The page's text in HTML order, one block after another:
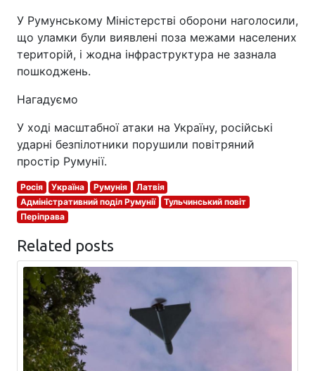
У Румунському Міністерстві оборони наголосили,
що уламки були виявлені поза межами населених
територій, і жодна інфраструктура не зазнала
пошкоджень.
Нагадуємо
У ході масштабної атаки на Україну, російські
ударні безпілотники порушили повітряний
простір Румунії.
Росія Україна Румунія
Латвія
Адміністративний поділ Румунії
Тульчинський повіт
Періправа
Related posts